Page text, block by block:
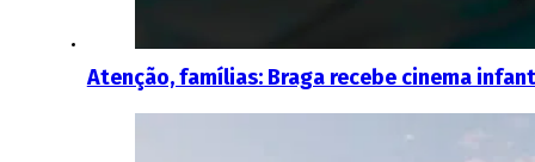
Atenção, famílias: Braga recebe cinema